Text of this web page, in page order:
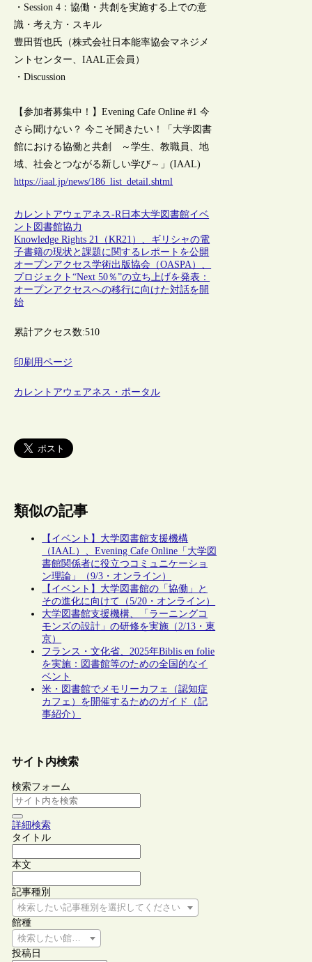
・Session 4：協働・共創を実施する上での意
識・考え方・スキル
豊田哲也氏（株式会社日本能率協会マネジメ
ントセンター、IAAL正会員）
・Discussion
【参加者募集中！】Evening Cafe Online #1 今
さら聞けない？ 今こそ聞きたい！「大学図書
館における協働と共創 ～学生、教職員、地
域、社会とつながる新しい学び～」(IAAL)
https://iaal.jp/news/186_list_detail.shtml
カレントアウェアネス-R 日本大学図書館イベ
ント 図書館協力
Knowledge Rights 21（KR21）、ギリシャの電
子書籍の現状と課題に関するレポートを公開
オープンアクセス学術出版協会（OASPA）、
プロジェクト“Next 50％”の立ち上げを発表：
オープンアクセスへの移行に向けた対話を開
始
累計アクセス数:510
印刷用ページ
カレントアウェアネス・ポータル
類似の記事
【イベント】大学図書館支援機構
（IAAL）、Evening Cafe Online「大学図
書館関係者に役立つコミュニケーショ
ン理論」（9/3・オンライン）
【イベント】大学図書館の「協働」と
その進化に向けて（5/20・オンライン）
大学図書館支援機構、「ラーニングコ
モンズの設計」の研修を実施（2/13・東
京）
フランス・文化省、2025年Biblis en folie
を実施：図書館等のための全国的なイ
ベント
米・図書館でメモリーカフェ（認知症
カフェ）を開催するためのガイド（記
事紹介）
サイト内検索
検索フォーム
詳細検索
タイトル
本文
記事種別
検索したい記事種別を選択してください
館種
検索したい館種を選択してください
投稿日